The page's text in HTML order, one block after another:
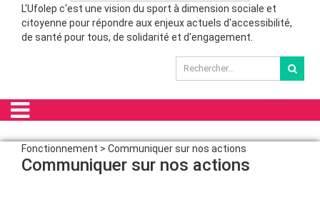
L'Ufolep c'est une vision du sport à dimension sociale et
citoyenne pour répondre aux enjeux actuels d'accessibilité,
de santé pour tous, de solidarité et d'engagement.
Fonctionnement > Communiquer sur nos actions
Communiquer sur nos actions